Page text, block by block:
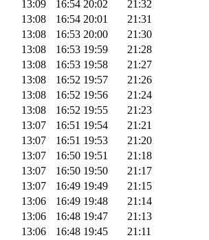
13:09 16:54 20:02
21:32
13:08 16:54 20:01
21:31
13:08 16:53 20:00
21:30
13:08 16:53 19:59
21:28
13:08 16:53 19:58
21:27
13:08 16:52 19:57
21:26
13:08 16:52 19:56
21:24
13:08 16:52 19:55
21:23
13:07 16:51 19:54
21:21
13:07 16:51 19:53
21:20
13:07 16:50 19:51
21:18
13:07 16:50 19:50
21:17
13:07 16:49 19:49
21:15
13:06 16:49 19:48
21:14
13:06 16:48 19:47
21:13
13:06 16:48 19:45
21:11